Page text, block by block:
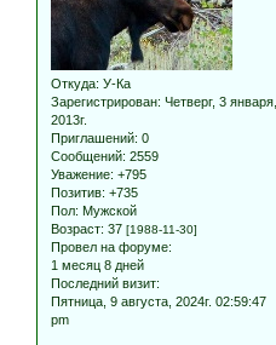
Откуда: У-Ка
Зарегистрирован: Четверг, 3 января,
2013г.
Приглашений: 0
Сообщений: 2559
Уважение: +795
Позитив: +735
Пол: Мужской
Возраст: 37 [1988-11-30]
Провел на форуме:
1 месяц 8 дней
Последний визит:
Пятница, 9 августа, 2024г. 02:59:47
pm